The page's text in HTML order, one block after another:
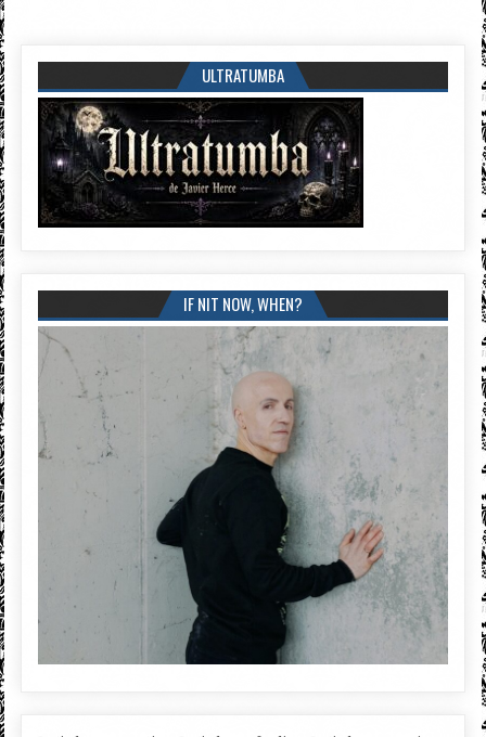
ULTRATUMBA
IF NIT NOW, WHEN?